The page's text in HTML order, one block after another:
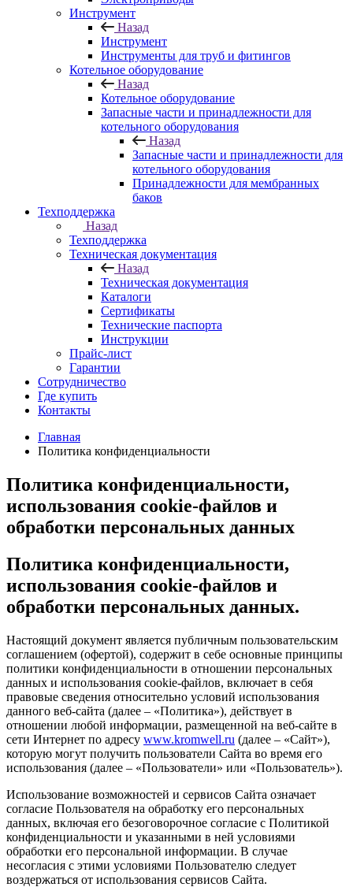
Инструмент
Назад
Инструмент
Инструменты для труб и фитингов
Котельное оборудование
Назад
Котельное оборудование
Запасные части и принадлежности для
котельного оборудования
Назад
Запасные части и принадлежности для
котельного оборудования
Принадлежности для мембранных
баков
Техподдержка
Назад
Техподдержка
Техническая документация
Назад
Техническая документация
Каталоги
Сертификаты
Технические паспорта
Инструкции
Прайс-лист
Гарантии
Сотрудничество
Где купить
Контакты
Главная
Политика конфиденциальности
Политика конфиденциальности,
использования сookie-файлов и
обработки персональных данных
Политика конфиденциальности,
использования сookie-файлов и
обработки персональных данных.
Настоящий документ является публичным пользовательским
соглашением (офертой), содержит в себе основные принципы
политики конфиденциальности в отношении персональных
данных и использования cookie-файлов, включает в себя
правовые сведения относительно условий использования
данного веб-сайта (далее – «Политика»), действует в
отношении любой информации, размещенной на веб-сайте в
сети Интернет по адресу www.kromwell.ru (далее – «Сайт»),
которую могут получить пользователи Сайта во время его
использования (далее – «Пользователи» или «Пользователь»).
Использование возможностей и сервисов Сайта означает
согласие Пользователя на обработку его персональных
данных, включая его безоговорочное согласие с Политикой
конфиденциальности и указанными в ней условиями
обработки его персональной информации. В случае
несогласия с этими условиями Пользователю следует
воздержаться от использования сервисов Сайта.